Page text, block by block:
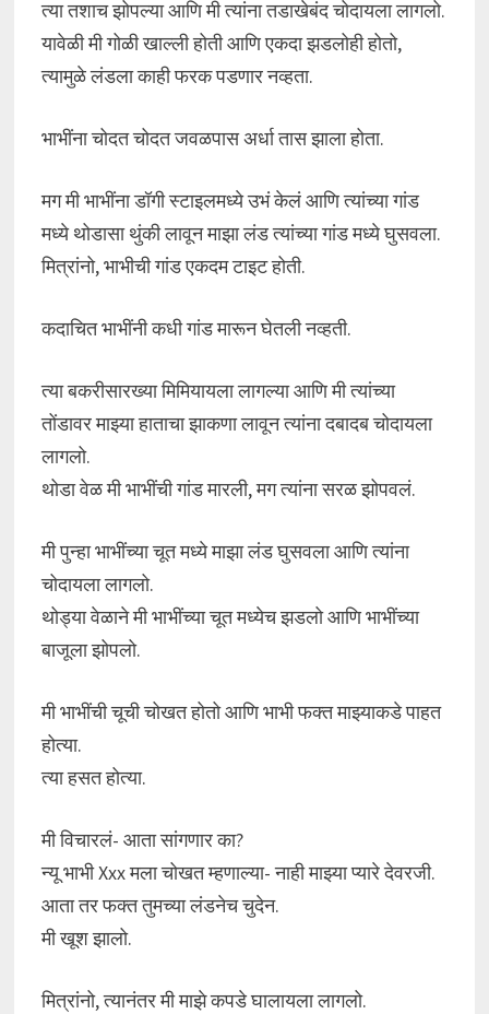
त्या तशाच झोपल्या आणि मी त्यांना तडाखेबंद चोदायला लागलो.
यावेळी मी गोळी खाल्ली होती आणि एकदा झडलोही होतो,
त्यामुळे लंडला काही फरक पडणार नव्हता.
भाभींना चोदत चोदत जवळपास अर्धा तास झाला होता.
मग मी भाभींना डॉगी स्टाइलमध्ये उभं केलं आणि त्यांच्या गांड
मध्ये थोडासा थुंकी लावून माझा लंड त्यांच्या गांड मध्ये घुसवला.
मित्रांनो, भाभीची गांड एकदम टाइट होती.
कदाचित भाभींनी कधी गांड मारून घेतली नव्हती.
त्या बकरीसारख्या मिमियायला लागल्या आणि मी त्यांच्या
तोंडावर माझ्या हाताचा झाकणा लावून त्यांना दबादब चोदायला
लागलो.
थोडा वेळ मी भाभींची गांड मारली, मग त्यांना सरळ झोपवलं.
मी पुन्हा भाभींच्या चूत मध्ये माझा लंड घुसवला आणि त्यांना
चोदायला लागलो.
थोड्या वेळाने मी भाभींच्या चूत मध्येच झडलो आणि भाभींच्या
बाजूला झोपलो.
मी भाभींची चूची चोखत होतो आणि भाभी फक्त माझ्याकडे पाहत
होत्या.
त्या हसत होत्या.
मी विचारलं- आता सांगणार का?
न्यू भाभी Xxx मला चोखत म्हणाल्या- नाही माझ्या प्यारे देवरजी.
आता तर फक्त तुमच्या लंडनेच चुदेन.
मी खूश झालो.
मित्रांनो, त्यानंतर मी माझे कपडे घालायला लागलो.